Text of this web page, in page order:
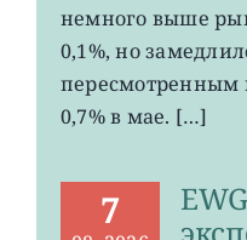
немного выше
0,1%, но
пересмотренным
0,7% в мае. […]
7